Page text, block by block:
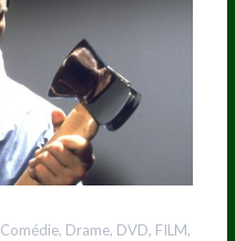
Comédie, Drame, DVD, FILM,